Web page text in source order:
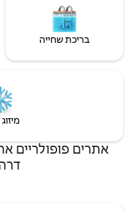
חניה חינם במקום
אחרים באזור קתדרלת